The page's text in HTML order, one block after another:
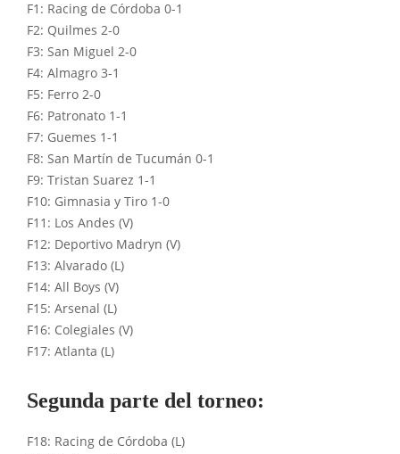
F1: Racing de Córdoba 0-1
F2: Quilmes 2-0
F3: San Miguel 2-0
F4: Almagro 3-1
F5: Ferro 2-0
F6: Patronato 1-1
F7: Guemes 1-1
F8: San Martín de Tucumán 0-1
F9: Tristan Suarez 1-1
F10: Gimnasia y Tiro 1-0
F11: Los Andes (V)
F12: Deportivo Madryn (V)
F13: Alvarado (L)
F14: All Boys (V)
F15: Arsenal (L)
F16: Colegiales (V)
F17: Atlanta (L)
Segunda parte del torneo:
F18: Racing de Córdoba (L)